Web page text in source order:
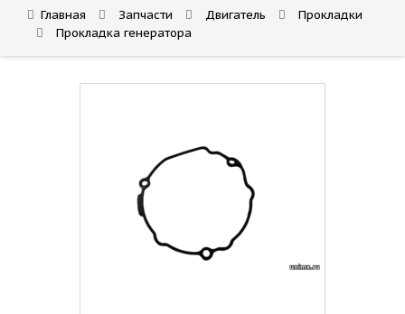
Главная Запчасти Двигатель
Прокладки
Прокладка генератора